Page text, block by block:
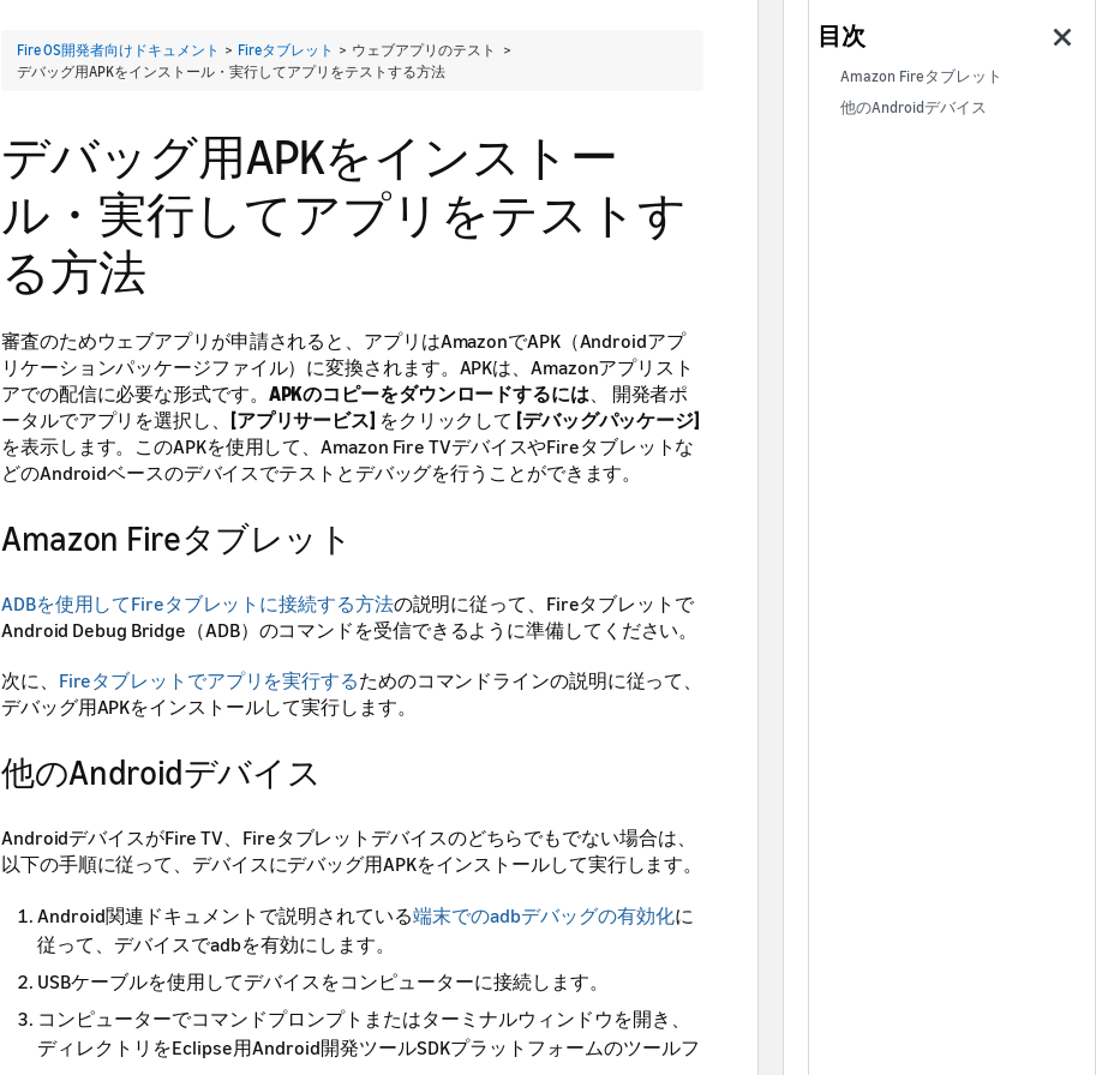
Fire OS開発者向けドキュメント > Fireタブレット > ウェブアプリのテスト >
デバッグ用APKをインストール・実行してアプリをテストする方法
デバッグ用APKをインストー
ル・実行してアプリをテストす
る方法
審査のためウェブアプリが申請されると、アプリはAmazonでAPK（Androidアプ
リケーションパッケージファイル）に変換されます。APKは、Amazonアプリスト
アでの配信に必要な形式です。 APKのコピーをダウンロードするには 、 開発者ポ
ータルでアプリを選択し、 [アプリサービス] をクリックして [デバッグパッケージ]
を表示します。このAPKを使用して、Amazon Fire TVデバイスやFireタブレットな
どのAndroidベースのデバイスでテストとデバッグを行うことができます。
Amazon Fireタブレット
ADBを使用してFireタブレットに接続する方法の説明に従って、Fireタブレットで
Android Debug Bridge（ADB）のコマンドを受信できるように準備してください。
次に、 Fireタブレットでアプリを実行するためのコマンドラインの説明に従って、
デバッグ用APKをインストールして実行します。
他のAndroidデバイス
AndroidデバイスがFire TV、Fireタブレットデバイスのどちらでもでない場合は、
以下の手順に従って、デバイスにデバッグ用APKをインストールして実行します。
Android関連ドキュメントで説明されている端末でのadbデバッグの有効化に
従って、デバイスでadbを有効にします。
USBケーブルを使用してデバイスをコンピューターに接続します。
コンピューターでコマンドプロンプトまたはターミナルウィンドウを開き、
ディレクトリをEclipse用Android開発ツールSDKプラットフォームのツールフ
Amazon Fireタブレット
他のAndroidデバイス